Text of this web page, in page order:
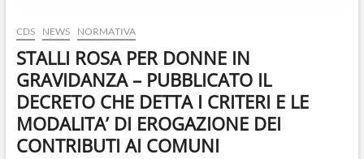
CDS NEWS NORMATIVA
STALLI ROSA PER DONNE IN
GRAVIDANZA – PUBBLICATO IL
DECRETO CHE DETTA I CRITERI E LE
MODALITA’ DI EROGAZIONE DEI
CONTRIBUTI AI COMUNI